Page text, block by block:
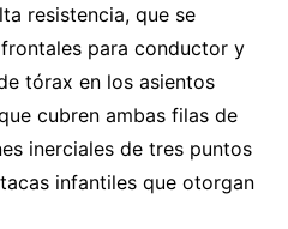
resistencia, que se
para conductor y
tórax en los asientos
cubren ambas filas de
inerciales de tres puntos
infantiles que otorgan